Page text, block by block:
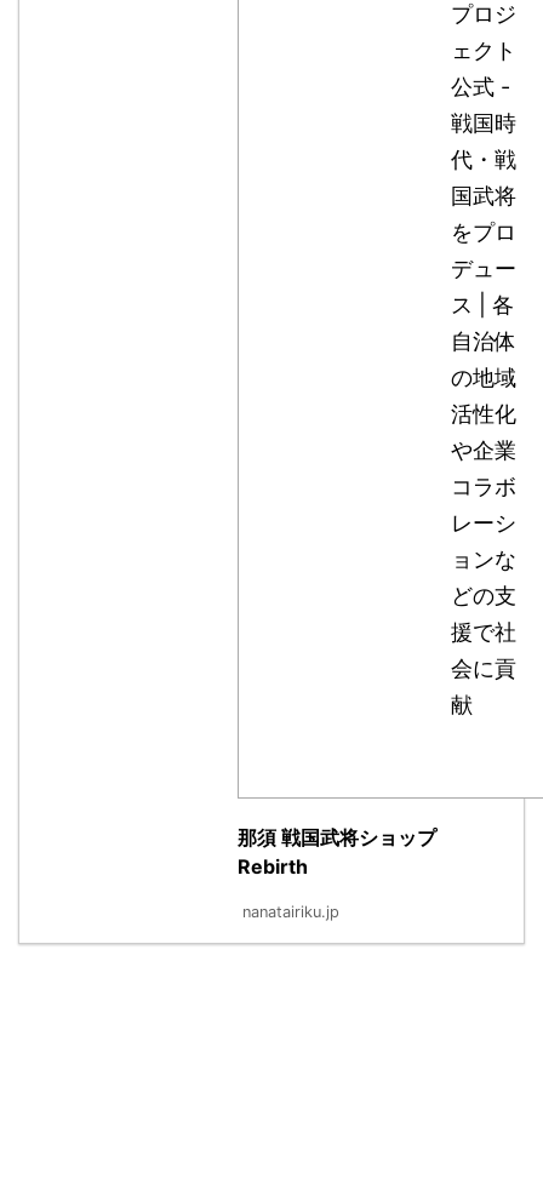
プロジ
ェクト
公式 -
戦国時
代・戦
国武将
をプロ
デュー
ス | 各
自治体
の地域
活性化
や企業
コラボ
レーシ
ョンな
どの支
援で社
会に貢
献
那須 戦国武将ショップ
Rebirth
nanatairiku.jp